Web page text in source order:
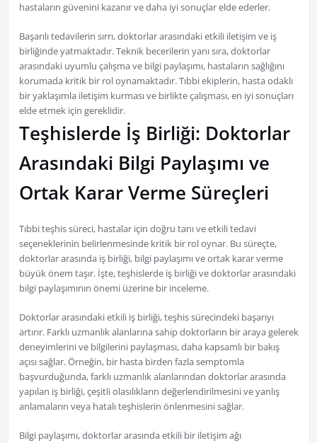
hastaların güvenini kazanır ve daha iyi sonuçlar elde ederler.
Başarılı tedavilerin sırrı, doktorlar arasındaki etkili iletişim ve iş
birliğinde yatmaktadır. Teknik becerilerin yanı sıra, doktorlar
arasındaki uyumlu çalışma ve bilgi paylaşımı, hastaların sağlığını
korumada kritik bir rol oynamaktadır. Tıbbi ekiplerin, hasta odaklı
bir yaklaşımla iletişim kurması ve birlikte çalışması, en iyi sonuçları
elde etmek için gereklidir.
Teşhislerde İş Birliği: Doktorlar
Arasındaki Bilgi Paylaşımı ve
Ortak Karar Verme Süreçleri
Tıbbi teşhis süreci, hastalar için doğru tanı ve etkili tedavi
seçeneklerinin belirlenmesinde kritik bir rol oynar. Bu süreçte,
doktorlar arasında iş birliği, bilgi paylaşımı ve ortak karar verme
büyük önem taşır. İşte, teşhislerde iş birliği ve doktorlar arasındaki
bilgi paylaşımının önemi üzerine bir inceleme.
Doktorlar arasındaki etkili iş birliği, teşhis sürecindeki başarıyı
artırır. Farklı uzmanlık alanlarına sahip doktorların bir araya gelerek
deneyimlerini ve bilgilerini paylaşması, daha kapsamlı bir bakış
açısı sağlar. Örneğin, bir hasta birden fazla semptomla
başvurduğunda, farklı uzmanlık alanlarından doktorlar arasında
yapılan iş birliği, çeşitli olasılıkların değerlendirilmesini ve yanlış
anlamaların veya hatalı teşhislerin önlenmesini sağlar.
Bilgi paylaşımı, doktorlar arasında etkili bir iletişim ağı